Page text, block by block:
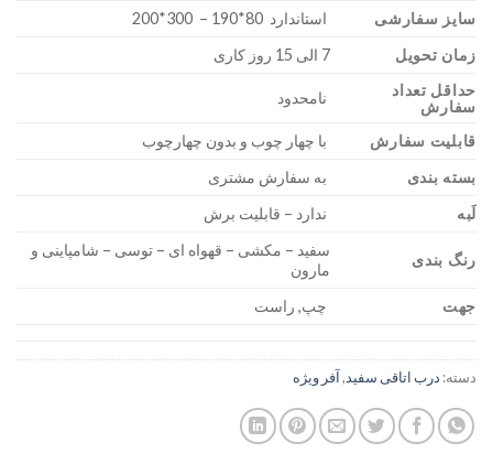
سایز سفارشی
استاندارد 80*190 – 300*200
زمان تحویل
7 الی 15 روز کاری
حداقل تعداد
سفارش
نامحدود
قابلیت سفارش
با چهار چوب و بدون چهارچوب
بسته بندی
به سفارش مشتری
لَبه
ندارد – قابلیت برش
رنگ بندی
سفید – مکشی – قهواه ای – توسی – شامپاینی و
مارون
جهت
چپ, راست
دسته: درب اتاقی سفید,آفر ویژه